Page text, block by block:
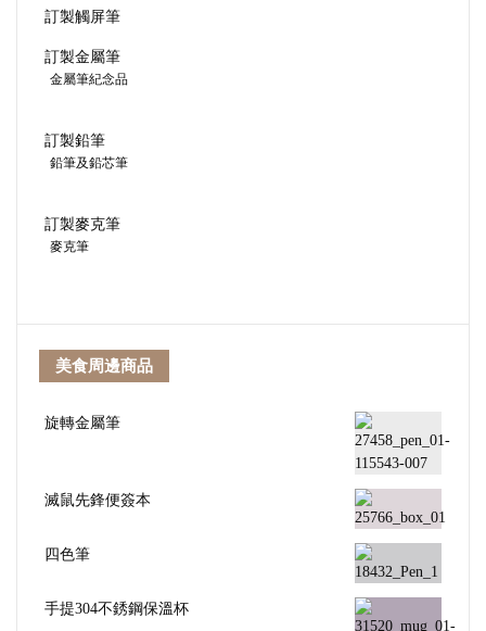
訂製觸屏筆
訂製金屬筆
金屬筆紀念品
訂製鉛筆
鉛筆及鉛芯筆
訂製麥克筆
麥克筆
美食周邊商品
旋轉金屬筆
滅鼠先鋒便簽本
四色筆
手提304不銹鋼保溫杯